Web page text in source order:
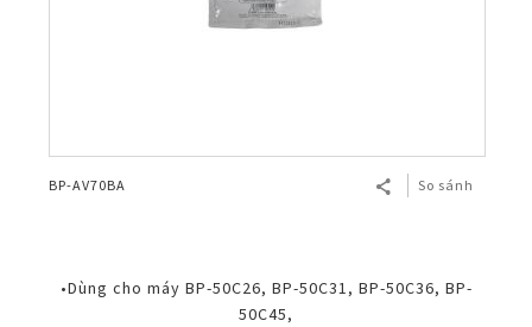
BP-AV70BA So sánh
•Dùng cho máy BP-50C26, BP-50C31, BP-50C36, BP-
50C45,